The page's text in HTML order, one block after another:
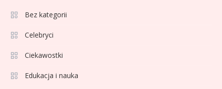
Bez kategorii
Celebryci
Ciekawostki
Edukacja i nauka
3 Sport
formy i statystyk
4